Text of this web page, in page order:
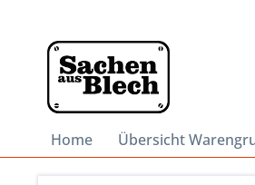
Home Übersicht